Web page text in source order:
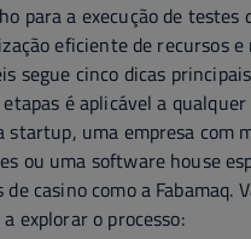
para a execução de testes
eficiente de recursos
segue cinco dicas
é aplicável a
startup, uma empresa com
ou uma software house
de casino como a Fabamaq.
explorar o processo: